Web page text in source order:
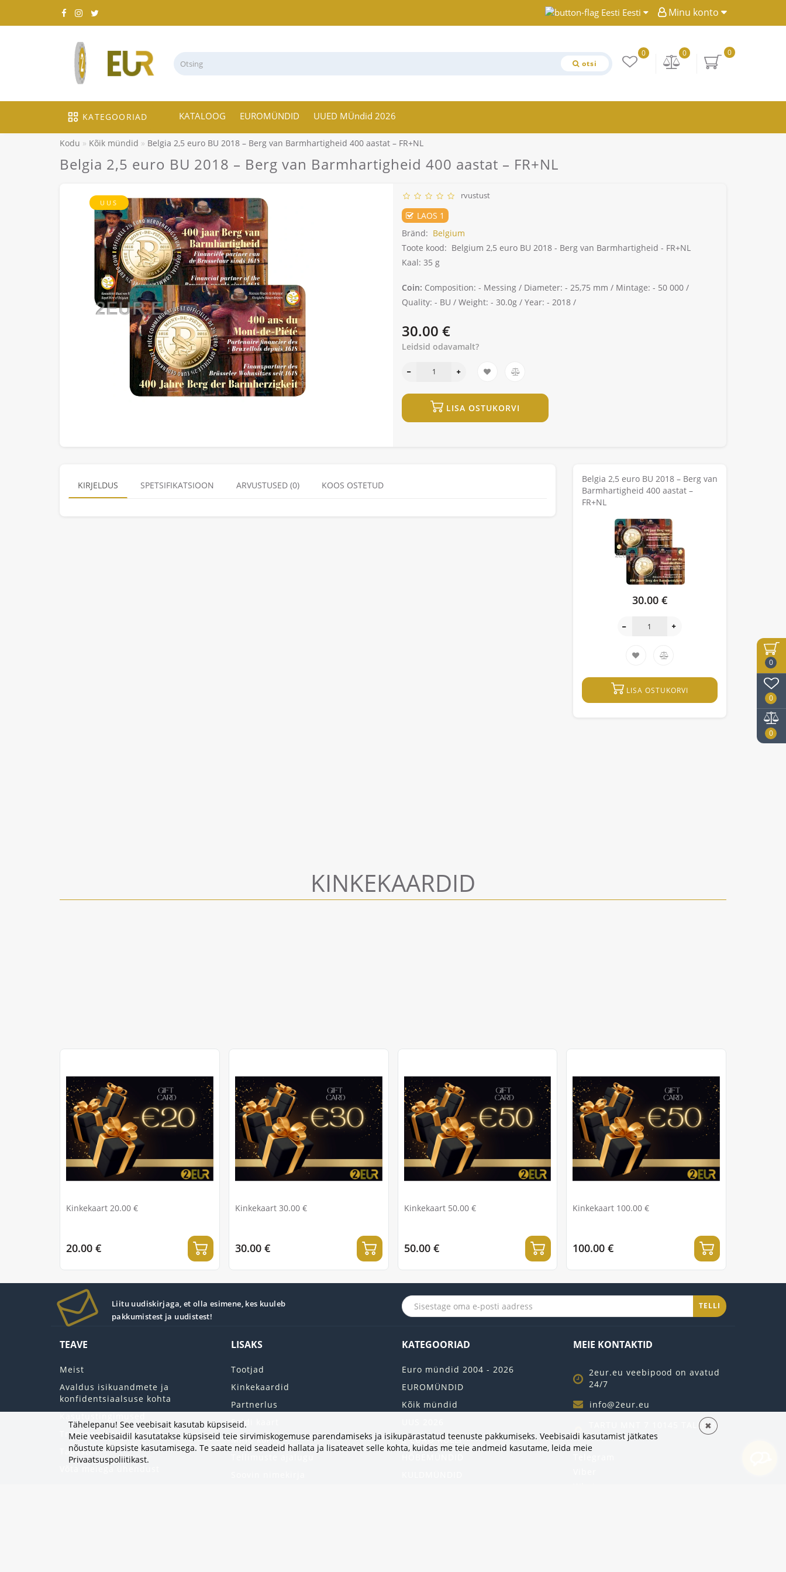
0
0
0
Minu konto
Eesti
otsi
0
0
0
KATEGOORIAD KATALOOG EUROMÜNDID UUED MÜndid 2026
Kodu Kõik mündid Belgia 2,5 euro BU 2018 – Berg van Barmhartigheid 400 aastat – FR+NL
Belgia 2,5 euro BU 2018 – Berg van Barmhartigheid 400 aastat – FR+NL
UUS
rvustust
LAOS 1
Bränd: Belgium
Toote kood: Belgium 2,5 euro BU 2018 - Berg van Barmhartigheid - FR+NL
Kaal: 35 g
Coin: Composition: - Messing / Diameter: - 25,75 mm / Mintage: - 50 000 /
Quality: - BU / Weight: - 30.0g / Year: - 2018 /
30.00 €
Leidsid odavamalt?
LISA OSTUKORVI
KIRJELDUS SPETSIFIKATSIOON ARVUSTUSED (0) KOOS OSTETUD
Belgia 2,5 euro BU 2018 – Berg van
Barmhartigheid 400 aastat –
FR+NL
30.00 €
LISA OSTUKORVI
KINKEKAARDID
Kinkekaart 20.00 €
20.00 €
Kinkekaart 30.00 €
30.00 €
Kinkekaart 50.00 €
50.00 €
Kinkekaart 100.00 €
100.00 €
Liitu uudiskirjaga, et olla esimene, kes kuuleb
pakkumistest ja uudistest!
TELLI
TEAVE
Meist
Avaldus isikuandmete ja
konfidentsiaalsuse kohta
Transpordi tingimused
Tagastab
LISAKS
Tootjad
Kinkekaardid
Partnerlus
Saidi kaart
Minu konto
KATEGOORIAD
Euro mündid 2004 - 2026
EUROMÜNDID
Kõik mündid
2 EURO RULLI
MEIE KONTAKTID
2eur.eu veebipood on avatud
24/7
info@2eur.eu
TARTU MNT 7 10145 TALLINN
ESTONIA
Tähelepanu! See veebisait kasutab küpsiseid.
Meie veebisaidil kasutatakse küpsiseid teie sirvimiskogemuse parendamiseks ja isikupärastatud teenuste pakkumiseks. Veebisaidi kasutamist jätkates
nõustute küpsiste kasutamisega. Te saate neid seadeid hallata ja lisateavet selle kohta, kuidas me teie andmeid kasutame, leida meie
Privaatsuspoliitikast.
✖